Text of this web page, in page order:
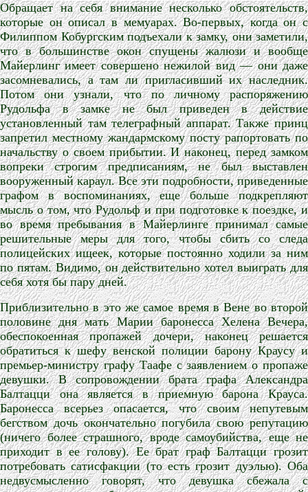
Обращает на себя внимание несколько обстоятельств,
которые он описал в мемуарах. Во-первых, когда он с
Филиппом Кобургским подъехали к замку, они заметили,
что в большинстве окон спущены жалюзи и вообще
Майерлинг имеет совершено нежилой вид — они даже
засомневались, а там ли пригласивший их наследник.
Потом они узнали, что по личному распоряжению
Рудольфа в замке не был приведен в действие
установленный там телеграфный аппарат. Также принц
запретил местному жандармскому посту рапортовать по
начальству о своем прибытии. И наконец, перед замком
вопреки строгим предписаниям, не был выставлен
вооруженный караул. Все эти подробности, приведенные
графом в воспоминаниях, еще больше подкрепляют
мысль о том, что Рудольф и при подготовке к поездке, и
во время пребывания в Майерлинге принимал самые
решительные меры для того, чтобы сбить со следа
полицейских ищеек, которые постоянно ходили за ним
по пятам. Видимо, он действительно хотел выиграть для
себя хотя бы пару дней.
Приблизительно в это же самое время в Вене во второй
половине дня мать Марии баронесса Хелена Вечера,
обеспокоенная пропажей дочери, наконец решается
обратиться к шефу венской полиции барону Краусу и
премьер-министру графу Таафе с заявлением о пропаже
девушки. В сопровождении брата графа Александра
Балтацци она является в приемную барона Крауса.
Баронесса всерьез опасается, что своим непутевым
бегством дочь окончательно погубила свою репутацию
(ничего более страшного, вроде самоубийства, еще не
приходит в ее голову). Ее брат граф Балтацци грозит
потребовать сатисфакции (то есть грозит дуэлью). Оба
недвусмысленно говорят, что девушка сбежала с